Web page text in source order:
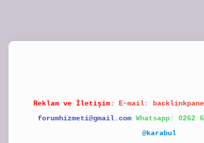
Reklam ve İletişim: E-mail:
forumhizmeti@gmail.com Whatsapp: 0262
@karabul